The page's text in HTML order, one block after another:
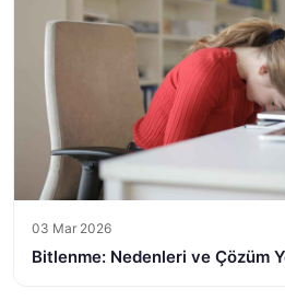
03 Mar 2026
Bitlenme: Nedenleri ve Çözüm